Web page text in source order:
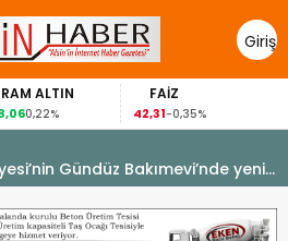
Giriş
Yap
ALTIN
0,22%
FAİZ
42,31-0,35%
Gündüz Bakımevi’nde yeni
başladı.